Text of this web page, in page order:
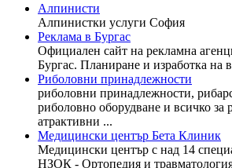
Алпинисти
Алпинистки услуги София
Реклама в Бургас
Официален сайт на рекламна
Бургас. Планиране и изработка на
Риболовни принадлежности
риболовни принадлежности,
риболовно оборудване и всичко за
атрактивни ...
Медицински център Бета Клиник
Медицински център с над 14
НЗОК - Ортопедия и